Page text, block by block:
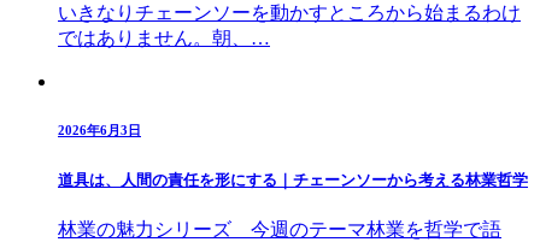
いきなりチェーンソーを動かすところから始まるわけ
ではありません。朝、…
2026年6月3日
道具は、人間の責任を形にする｜チェーンソーから考える林業哲学
林業の魅力シリーズ 今週のテーマ林業を哲学で語